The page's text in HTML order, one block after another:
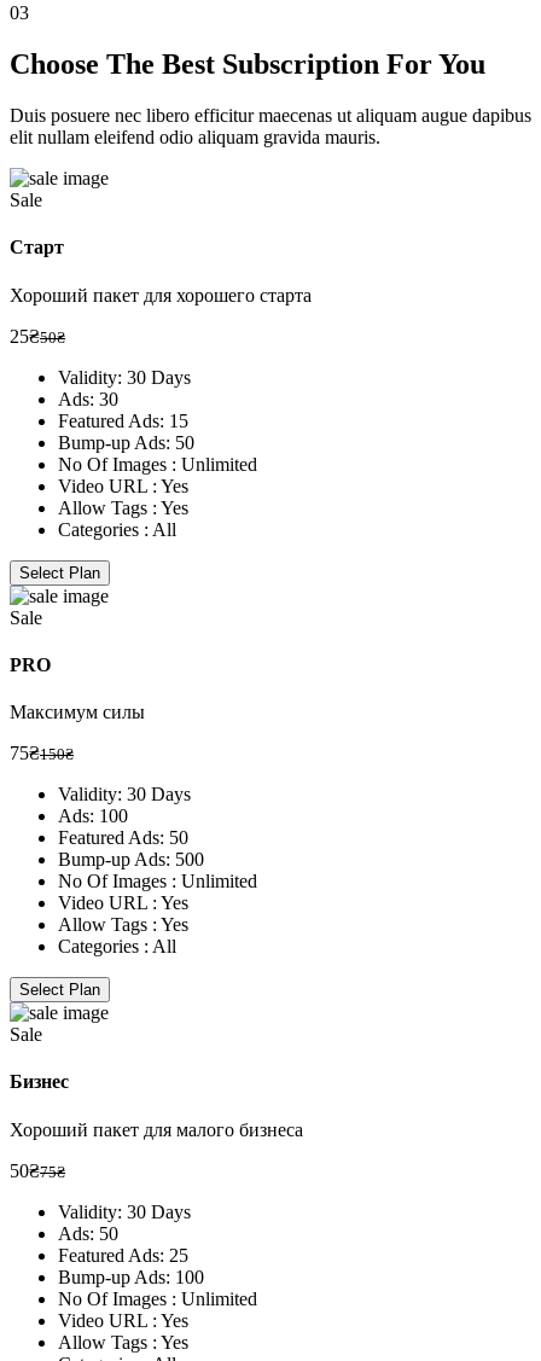
03
Choose The Best Subscription For You
Duis posuere nec libero efficitur maecenas ut aliquam augue dapibus
elit nullam eleifend odio aliquam gravida mauris.
Sale
Старт
Хороший пакет для хорошего старта
25₴50₴
Validity: 30 Days
Ads: 30
Featured Ads: 15
Bump-up Ads: 50
No Of Images : Unlimited
Video URL : Yes
Allow Tags : Yes
Categories : All
Select Plan
Sale
PRO
Максимум силы
75₴150₴
Validity: 30 Days
Ads: 100
Featured Ads: 50
Bump-up Ads: 500
No Of Images : Unlimited
Video URL : Yes
Allow Tags : Yes
Categories : All
Select Plan
Sale
Бизнес
Хороший пакет для малого бизнеса
50₴75₴
Validity: 30 Days
Ads: 50
Featured Ads: 25
Bump-up Ads: 100
No Of Images : Unlimited
Video URL : Yes
Allow Tags : Yes